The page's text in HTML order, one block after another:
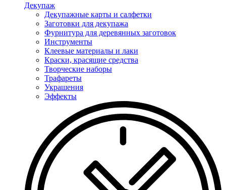
Декупаж
Декупажные карты и салфетки
Заготовки для декупажа
Фурнитура для деревянных заготовок
Инструменты
Клеевые материалы и лаки
Краски, красящие средства
Творческие наборы
Трафареты
Украшения
Эффекты